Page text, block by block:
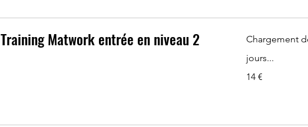
Training Matwork entrée en niveau 2
Chargement
jours...
euros
14 €